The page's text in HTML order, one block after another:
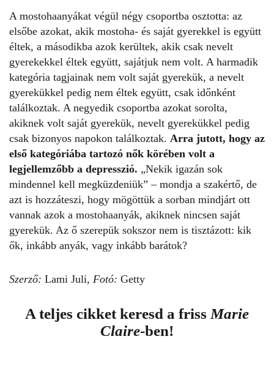
A mostohaanyákat végül négy csoportba osztotta: az
elsőbe azokat, akik mostoha- és saját gyerekkel is együtt
éltek, a másodikba azok kerültek, akik csak nevelt
gyerekekkel éltek együtt, sajátjuk nem volt. A harmadik
kategória tagjainak nem volt saját gyerekük, a nevelt
gyerekükkel pedig nem éltek együtt, csak időnként
találkoztak. A negyedik csoportba azokat sorolta,
akiknek volt saját gyerekük, nevelt gyerekükkel pedig
csak bizonyos napokon találkoztak. Arra jutott, hogy az
első kategóriába tartozó nők körében volt a
legjellemzőbb a depresszió. „Nekik igazán sok
mindennel kell megküzdeniük” – mondja a szakértő, de
azt is hozzáteszi, hogy mögöttük a sorban mindjárt ott
vannak azok a mostohaanyák, akiknek nincsen saját
gyerekük. Az ő szerepük sokszor nem is tisztázott: kik
ők, inkább anyák, vagy inkább barátok?
Szerző: Lami Juli, Fotó: Getty
A teljes cikket keresd a friss Marie
Claire-ben!